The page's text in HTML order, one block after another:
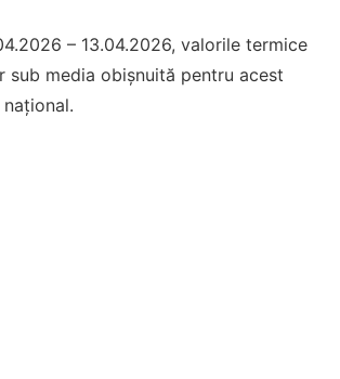
– 13.04.2026, valorile termice
sub media obișnuită pentru acest